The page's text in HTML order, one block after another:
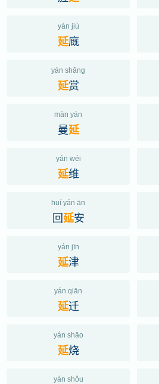
yán jiù
延廐
yán shǎng
延赏
màn yán
曼延
yán wéi
延维
huí yán ān
回延安
yán jīn
延津
yán qiān
延迁
yán shāo
延烧
yán shǒu